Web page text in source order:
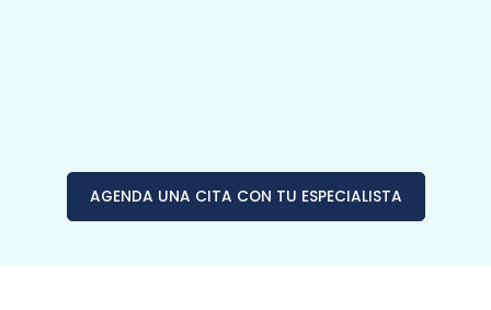
AGENDA UNA CITA CON TU ESPECIALISTA